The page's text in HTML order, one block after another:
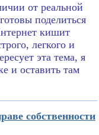
от реальной
поделиться
кишит
легкого и
эта тема, я
и оставить там
собственности